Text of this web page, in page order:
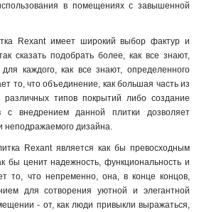
в помещениях с завышенной
Rexant имеет широкий выбор фактур и
сказать подобрать более, как все знают,
каждого, как все знают, определенного
то, что объединение, как большая часть из
различных типов покрытий либо создание
с внедрением данной плитки дозволяет
неподражаемого дизайна.
Rexant является как бы превосходным
бы ценит надежность, функциональность и
то, что непременно, она, в конце концов,
для сотворения уютной и элегантной
- от, как люди привыкли выражаться,